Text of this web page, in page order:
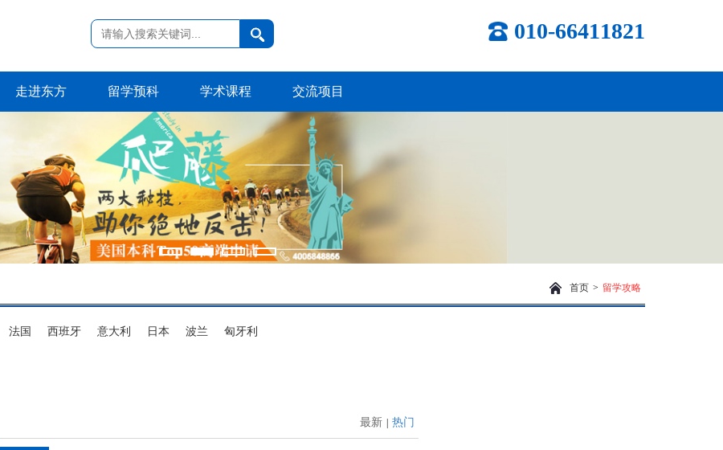
010-66411821
走进东方 留学预科 学术课程 交流项目
首页 > 留学攻略
法国 西班牙 意大利 日本 波兰
匈牙利
最新 热门